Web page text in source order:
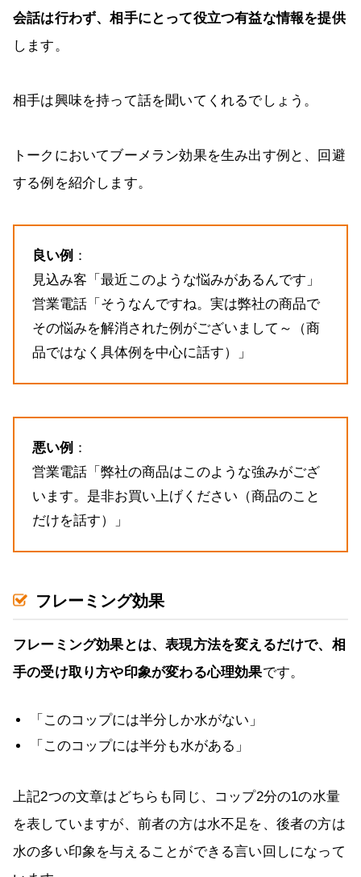
会話は行わず、相手にとって役立つ有益な情報を提供
します。
相手は興味を持って話を聞いてくれるでしょう。
トークにおいてブーメラン効果を生み出す例と、回避
する例を紹介します。
良い例 ：
見込み客「最近このような悩みがあるんです」
営業電話「そうなんですね。実は弊社の商品で
その悩みを解消された例がございまして～（商
品ではなく具体例を中心に話す）」
悪い例 ：
営業電話「弊社の商品はこのような強みがござ
います。是非お買い上げください（商品のこと
だけを話す）」
フレーミング効果
フレーミング効果とは、表現方法を変えるだけで、相
手の受け取り方や印象が変わる心理効果です。
「このコップには半分しか水がない」
「このコップには半分も水がある」
上記2つの文章はどちらも同じ、コップ2分の1の水量
を表していますが、前者の方は水不足を、後者の方は
水の多い印象を与えることができる言い回しになって